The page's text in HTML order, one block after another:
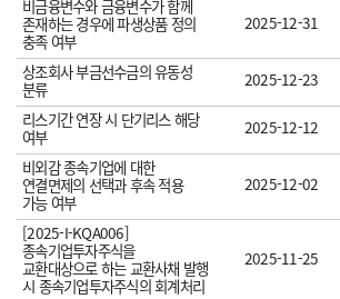
비금융변수와 금융변수가 함께
존재하는 경우에 파생상품 정의
충족 여부
2025-12-31
상조회사 부금선수금의 유동성
분류
2025-12-23
리스기간 연장 시 단기리스 해당
여부
2025-12-12
비외감 종속기업에 대한
연결면제의 선택과 후속 적용
가능 여부
2025-12-02
[2025-I-KQA006]
종속기업투자주식을
교환대상으로 하는 교환사채 발행
시 종속기업투자주식의 회계처리
2025-11-25